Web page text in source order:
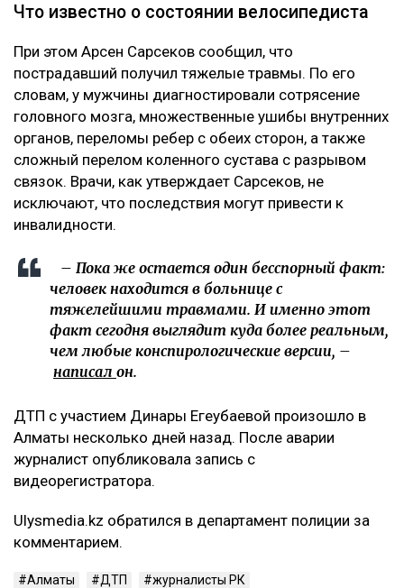
Что известно о состоянии велосипедиста
При этом Арсен Сарсеков сообщил, что
пострадавший получил тяжелые травмы. По его
словам, у мужчины диагностировали сотрясение
головного мозга, множественные ушибы внутренних
органов, переломы ребер с обеих сторон, а также
сложный перелом коленного сустава с разрывом
связок. Врачи, как утверждает Сарсеков, не
исключают, что последствия могут привести к
инвалидности.
– Пока же остается один бесспорный факт:
человек находится в больнице с
тяжелейшими травмами. И именно этот
факт сегодня выглядит куда более реальным,
чем любые конспирологические версии, –
написал он.
ДТП с участием Динары Егеубаевой произошло в
Алматы несколько дней назад. После аварии
журналист опубликовала запись с
видеорегистратора.
Ulysmedia.kz обратился в департамент полиции за
комментарием.
Алматы ДТП
журналисты РК